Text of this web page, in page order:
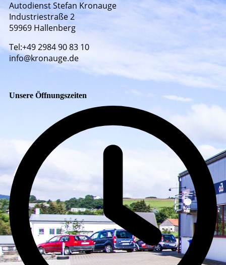
Autodienst Stefan Kronauge
Industriestraße 2
59969 Hallenberg
Tel:+49 2984 90 83 10
info@kronauge.de
Unsere Öffnungszeiten